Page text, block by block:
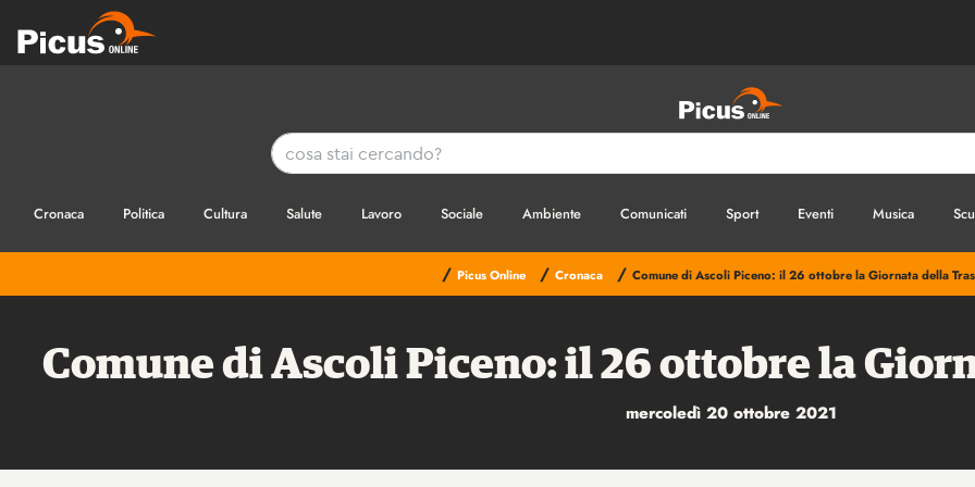
Cronaca Politica Cultura Salute Lavoro Sociale Ambiente Comunicati Sport Eventi Musica
/ Picus Online / Cronaca / Comune di Ascoli Piceno: il 26 ottobre la Giornata della
Comune di Ascoli Piceno: il 26 ottobre la
mercoledì 20 ottobre 2021